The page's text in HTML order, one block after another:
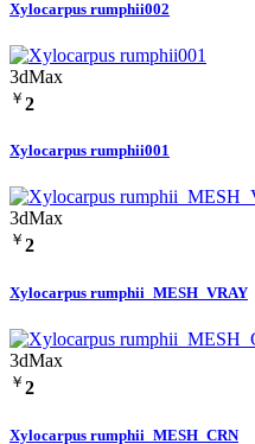
Xylocarpus rumphii002
3dMax
￥ 2
Xylocarpus rumphii001
3dMax
￥ 2
Xylocarpus rumphii_MESH_VRAY
3dMax
￥ 2
Xylocarpus rumphii_MESH_CRN